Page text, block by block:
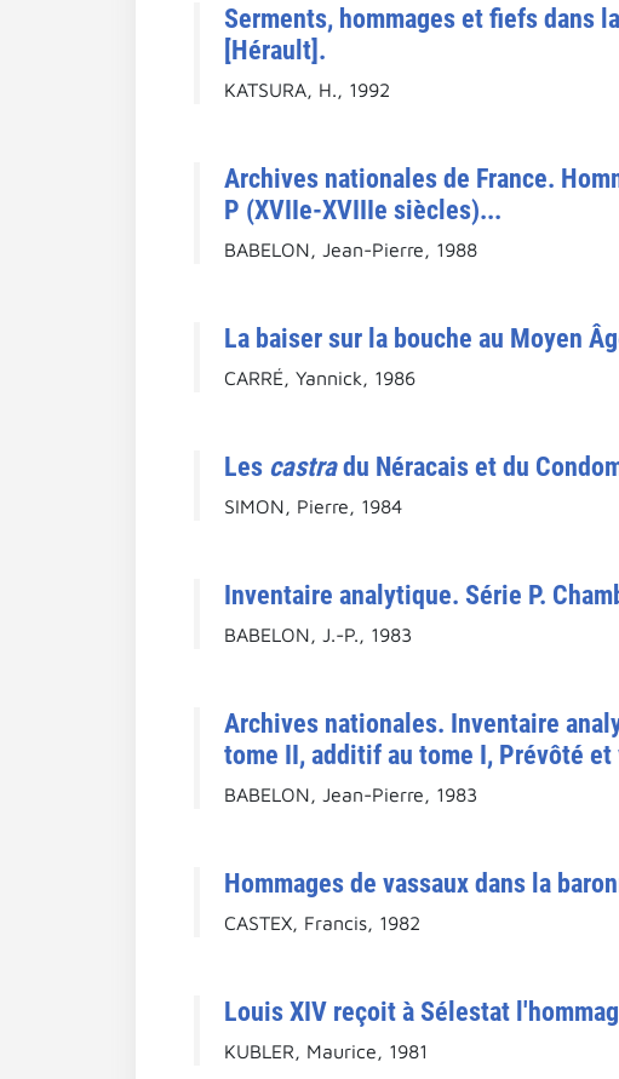
Serments, hommages et fiefs dans
[Hérault].
KATSURA, H., 1992
Archives nationales de France.
P (XVIIe-XVIIIe siècles)...
BABELON, Jean-Pierre, 1988
La baiser sur la bouche au Moyen
CARRÉ, Yannick, 1986
Les castradu Néracais et du
SIMON, Pierre, 1984
Inventaire analytique. Série P.
BABELON, J.-P., 1983
Archives nationales. Inventaire
tome II, additif au tome I, Prévôté
BABELON, Jean-Pierre, 1983
Hommages de vassaux dans la
CASTEX, Francis, 1982
Louis XIV reçoit à Sélestat
KUBLER, Maurice, 1981